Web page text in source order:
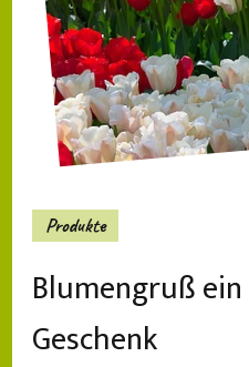
Produkte
Blumengruß
Geschenk